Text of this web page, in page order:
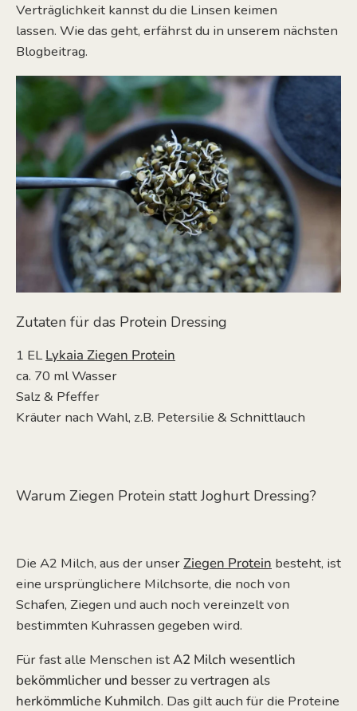
Verträglichkeit kannst du die Linsen keimen
lassen. Wie das geht, erfährst du in unserem nächsten
Blogbeitrag.
Zutaten für das Protein Dressing
1 EL Lykaia Ziegen Protein
ca. 70 ml Wasser
Salz & Pfeffer
Kräuter nach Wahl, z.B. Petersilie & Schnittlauch
Warum Ziegen Protein statt Joghurt Dressing?
Die A2 Milch, aus der unserZiegen Protein besteht, ist
eine ursprünglichere Milchsorte, die noch von
Schafen, Ziegen und auch noch vereinzelt von
bestimmten Kuhrassen gegeben wird.
Für fast alle Menschen istA2 Milch wesentlich
bekömmlicher und besser zu vertragen als
herkömmliche Kuhmilch. Das gilt auch für die Proteine